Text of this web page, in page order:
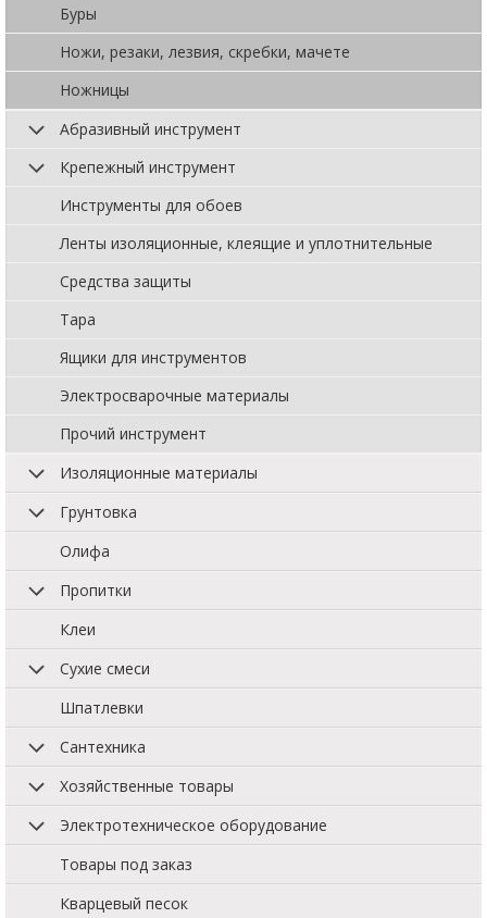
Буры
Ножи, резаки, лезвия, скребки, мачете
Ножницы
Абразивный инструмент
Крепежный инструмент
Инструменты для обоев
Ленты изоляционные, клеящие и уплотнительные
Средства защиты
Тара
Ящики для инструментов
Электросварочные материалы
Прочий инструмент
Изоляционные материалы
Грунтовка
Олифа
Пропитки
Клеи
Сухие смеси
Шпатлевки
Сантехника
Хозяйственные товары
Электротехническое оборудование
Товары под заказ
Кварцевый песок